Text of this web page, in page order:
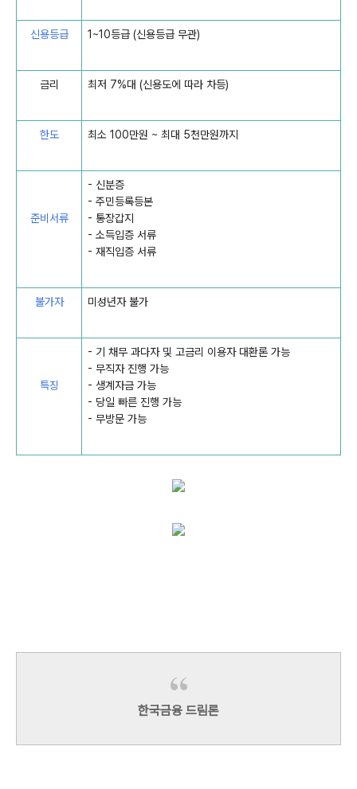
신용등급 1~10등급 (신용등급 무관)
금리 최저 7%대 (신용도에 따라 차등)
한도 최소 100만원 ~ 최대 5천만원까지
준비서류
- 신분증
- 주민등록등본
- 통장갑지
- 소득입증 서류
- 재직입증 서류
불가자 미성년자 불가
특징
- 기 채무 과다자 및 고금리 이용자 대환론 가능
- 무직자 진행 가능
- 생계자금 가능
- 당일 빠른 진행 가능
- 무방문 가능
한국금융 드림론